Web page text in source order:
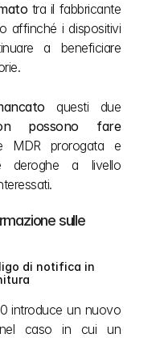
tra il fabbricante
affinché i dispositivi
a beneficiare
questi due
possono fare
MDR prorogata e
deroghe a livello
sulle
di notifica in
caso in cui un